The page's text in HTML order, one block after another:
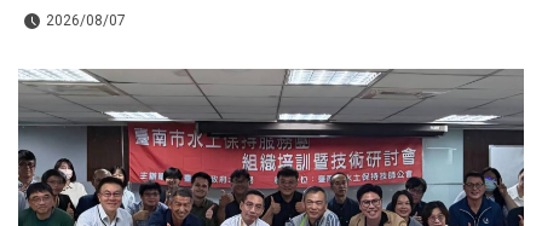
2026/08/07